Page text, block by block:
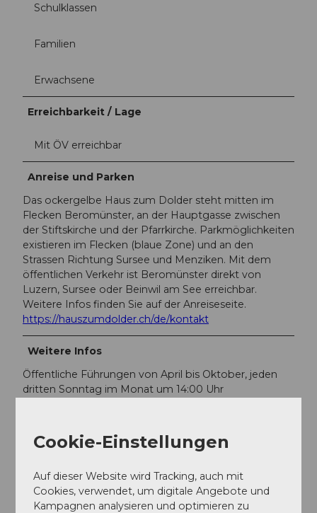
Schulklassen
Familien
Erwachsene
Erreichbarkeit / Lage
Mit ÖV erreichbar
Anreise und Parken
Das ockergelbe Haus zum Dolder steht mitten im
Flecken Beromünster, an der Hauptgasse zwischen
der Stiftskirche und der Pfarrkirche. Parkmöglichkeiten
existieren im Flecken (blaue Zone) und an den
Strassen Richtung Sursee und Menziken. Mit dem
öffentlichen Verkehr ist Beromünster direkt von
Luzern, Sursee oder Beinwil am See erreichbar.
Weitere Infos finden Sie auf der Anreiseseite.
https://hauszumdolder.ch/de/kontakt
Weitere Infos
Öffentliche Führungen von April bis Oktober, jeden
dritten Sonntag im Monat um 14:00 Uhr
In der Nähe Auf der Karte anschauen
Cookie-Einstellungen
Auf dieser Website wird Tracking, auch mit
Cookies, verwendet, um digitale Angebote und
Kampagnen analysieren und optimieren zu